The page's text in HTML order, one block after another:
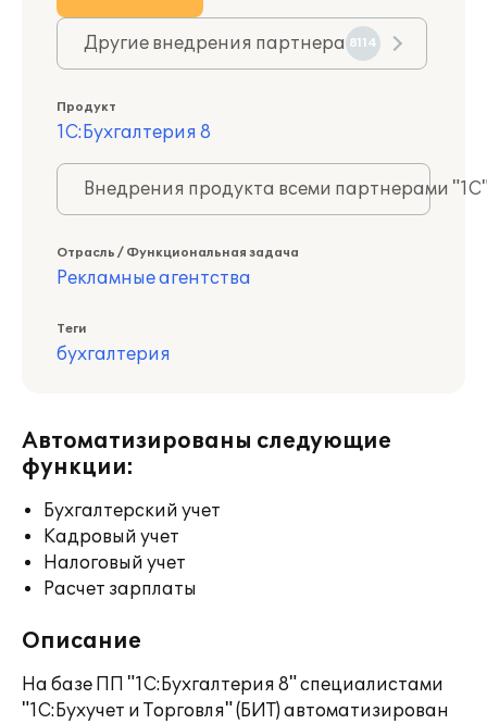
Другие внедрения партнера 8114
Продукт
1С:Бухгалтерия 8
Внедрения продукта всеми партнерами
Отрасль / Функциональная задача
Рекламные агентства
Теги
бухгалтерия
Автоматизированы следующие
функции:
Бухгалтерский учет
Кадровый учет
Налоговый учет
Расчет зарплаты
Описание
На базе ПП "1С:Бухгалтерия 8" специалистами
"1С:Бухучет и Торговля" (БИТ) автоматизирован